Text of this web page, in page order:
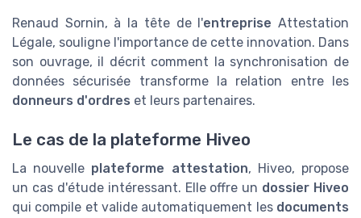
Renaud Sornin, à la tête de l'entreprise Attestation
Légale, souligne l'importance de cette innovation. Dans
son ouvrage, il décrit comment la synchronisation de
données sécurisée transforme la relation entre les
donneurs d'ordres et leurs partenaires.
Le cas de la plateforme Hiveo
La nouvelle plateforme attestation, Hiveo, propose
un cas d'étude intéressant. Elle offre un dossier Hiveo
qui compile et valide automatiquement les documents